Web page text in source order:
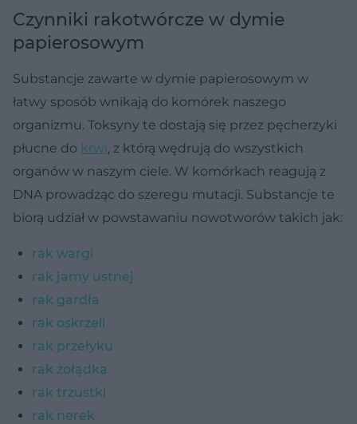
Czynniki rakotwórcze w dymie
papierosowym
Substancje zawarte w dymie papierosowym w
łatwy sposób wnikają do komórek naszego
organizmu. Toksyny te dostają się przez pęcherzyki
płucne do krwi, z którą wędrują do wszystkich
organów w naszym ciele. W komórkach reagują z
DNA prowadząc do szeregu mutacji. Substancje te
biorą udział w powstawaniu nowotworów takich jak:
rak wargi
rak jamy ustnej
rak gardła
rak oskrzeli
rak przełyku
rak żołądka
rak trzustki
rak nerek